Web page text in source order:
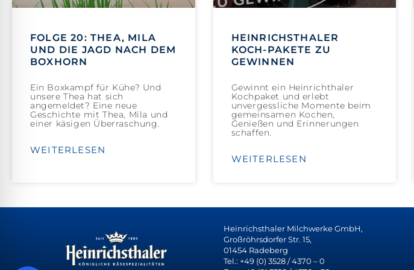
FOLGE 20: THEA, MILA
UND DIE JAGD NACH DEM
BOXHORN
Ein Boxkampf für Kühe? Und
unsere Thea hat sich
angemeldet? Eine neue
Geschichte mit Thea, Mila und
einer käsigen Überraschung.
WEITERLESEN
HEINRICHSTHALER
KOCH-PAKETE ZU
GEWINNEN
Gewinnt ein Heinrichthaler
Kochpaket und erlebt
unvergessliche Momente beim
gemeinsamen Kochen,
Genießen und Erinnerungen
schaffen.
WEITERLESEN
Heinrichsthaler Milchwerke GmbH,
Großröhrsdorfer Str. 15,
01454 Radeberg
Tel.: +49 (0) 3528 / 4370 – 0